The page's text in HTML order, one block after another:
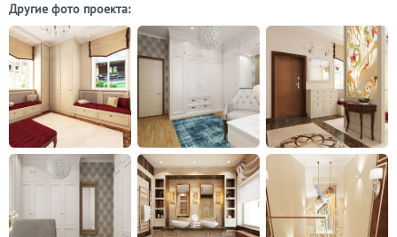
Другие фото проекта: